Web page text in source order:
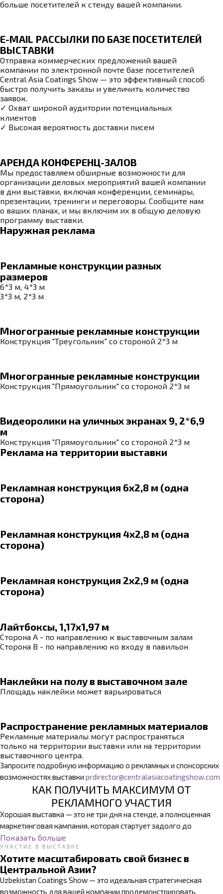
больше посетителей к стенду вашей компании.
E-MAIL РАССЫЛКИ ПО БАЗЕ ПОСЕТИТЕЛЕЙ
ВЫСТАВКИ
Отправка коммерческих предложений вашей
компании по электронной почте базе посетителей
Central Asia Coatings Show — это эффективный способ
быстро получить заказы и увеличить количество
заявок.
✓ Охват широкой аудитории потенциальных
клиентов
✓ Высокая вероятность доставки писем
АРЕНДА КОНФЕРЕНЦ-ЗАЛОВ
Мы предоставляем обширные возможности для
организации деловых мероприятий вашей компании
в дни выставки, включая конференции, семинары,
презентации, тренинги и переговоры. Сообщите нам
о ваших планах, и мы включим их в общую деловую
программу выставки.
Наружная реклама
Рекламные конструкции разных
размеров
6*3 м, 4*3 м
3*3 м, 2*3 м
Многогранные рекламные конструкции
Конструкция "Треугольник" со стороной 2*3 м
Многогранные рекламные конструкции
Конструкция "Прямоугольник" со стороной 2*3 м
Видеоролики на уличных экранах 9, 2*6,9
м
Конструкция "Прямоугольник" со стороной 2*3 м
Реклама на территории выставки
Рекламная конструкция 6х2,8 м (одна
сторона)
Рекламная конструкция 4х2,8 м (одна
сторона)
Рекламная конструкция 2х2,9 м (одна
сторона)
Лайтбоксы, 1,17х1,97 м
Сторона А - по направлению к выставочным залам
Сторона В - по направлению ко входу в павильон
Наклейки на полу в выставочном зале
Площадь наклейки может варьироваться
Распространение рекламных материалов
Рекламные материалы могут распространяться
только на территории выставки или на территории
выставочного центра.
Запросите подробную информацию о рекламных и спонсорских
возможностях выставки prdirector@centralasiacoatingshow.com
КАК ПОЛУЧИТЬ МАКСИМУМ ОТ
РЕКЛАМНОГО УЧАСТИЯ
Хорошая выставка — это не три дня на стенде, а полноценная
маркетинговая кампания, которая стартует задолго до
открытия. Грамотно выстроенное продвижение позволяет
охватить профессиональную аудиторию заранее — так, чтобы
посетители узнали о вашем участии ещё до приезда и включили
стенд в свой маршрут по выставке.
Показать больше
УЧАСТИЕ В ВЫСТАВКЕ
Хотите масштабировать свой бизнес в
Центральной Азии?
Uzbekistan Coatings Show — это идеальная стратегическая
возможность для вашей компании продемонстрировать